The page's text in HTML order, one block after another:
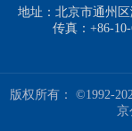
地址：北京市通州
传真：+86-10-
版权所有： ©1992-
京